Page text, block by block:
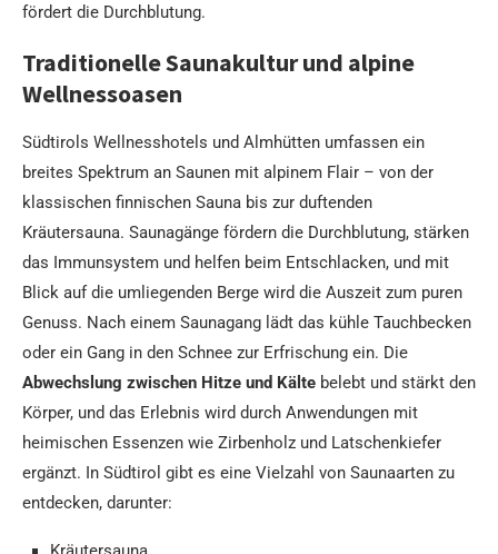
fördert die Durchblutung.
Traditionelle Saunakultur und alpine
Wellnessoasen
Südtirols Wellnesshotels und Almhütten umfassen ein
breites Spektrum an Saunen mit alpinem Flair – von der
klassischen finnischen Sauna bis zur duftenden
Kräutersauna. Saunagänge fördern die Durchblutung, stärken
das Immunsystem und helfen beim Entschlacken, und mit
Blick auf die umliegenden Berge wird die Auszeit zum puren
Genuss. Nach einem Saunagang lädt das kühle Tauchbecken
oder ein Gang in den Schnee zur Erfrischung ein. Die
Abwechslung zwischen Hitze und Kälte belebt und stärkt den
Körper, und das Erlebnis wird durch Anwendungen mit
heimischen Essenzen wie Zirbenholz und Latschenkiefer
ergänzt. In Südtirol gibt es eine Vielzahl von Saunaarten zu
entdecken, darunter: